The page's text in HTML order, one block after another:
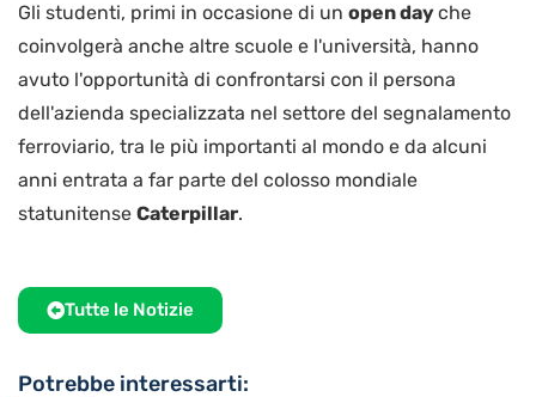
Gli studenti, primi in occasione di un open dayche
coinvolgerà anche altre scuole e l'università, hanno
avuto l'opportunità di confrontarsi con il persona
dell'azienda specializzata nel settore del segnalamento
ferroviario, tra le più importanti al mondo e da alcuni
anni entrata a far parte del colosso mondiale
statunitense Caterpillar.
Tutte le Notizie
Potrebbe interessarti: